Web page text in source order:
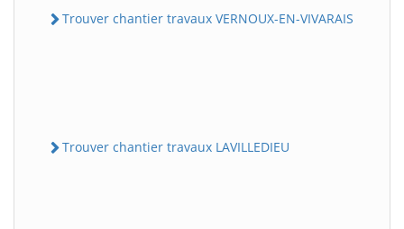
Trouver chantier travaux VERNOUX-EN-VIVARAIS
Trouver chantier travaux LAVILLEDIEU